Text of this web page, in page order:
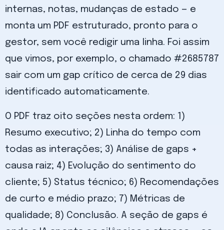
internas, notas, mudanças de estado — e
monta um PDF estruturado, pronto para o
gestor, sem você redigir uma linha. Foi assim
que vimos, por exemplo, o chamado #2685787
sair com um gap crítico de cerca de 29 dias
identificado automaticamente.
O PDF traz oito seções nesta ordem: 1)
Resumo executivo; 2) Linha do tempo com
todas as interações; 3) Análise de gaps +
causa raiz; 4) Evolução do sentimento do
cliente; 5) Status técnico; 6) Recomendações
de curto e médio prazo; 7) Métricas de
qualidade; 8) Conclusão. A seção de gaps é